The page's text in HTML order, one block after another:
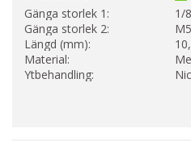
Gänga storlek 1:
1/
Gänga storlek 2:
M5
Längd (mm):
Material:
Ytbehandling: